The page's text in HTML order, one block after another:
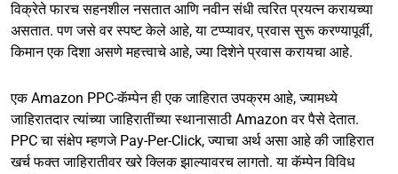
विक्रेते फारच सहनशील नसतात आणि नवीन संधी त्वरित प्रयत्न करायच्या
असतात. पण जसे वर स्पष्ट केले आहे, या टप्प्यावर, प्रवास सुरू करण्यापूर्वी,
किमान एक दिशा असणे महत्त्वाचे आहे, ज्या दिशेने प्रवास करायचा आहे.
एक Amazon PPC-कॅम्पेन ही एक जाहिरात उपक्रम आहे, ज्यामध्ये
जाहिरातदार त्यांच्या जाहिरातींच्या स्थानासाठी Amazon वर पैसे देतात.
PPC चा संक्षेप म्हणजे Pay-Per-Click, ज्याचा अर्थ असा आहे की जाहिरात
खर्च फक्त जाहिरातीवर खरे क्लिक झाल्यावरच लागतो. या कॅम्पेन विविध